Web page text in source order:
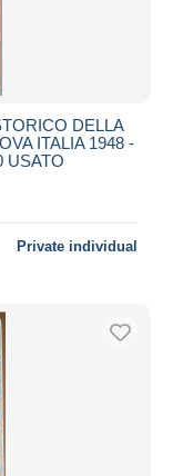
DELLA
ITALIA 1948 -
USATO
Private individual